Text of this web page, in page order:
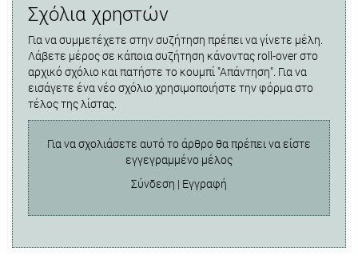
Σχόλια χρηστών
Για να συμμετέχετε στην συζήτηση πρέπει να γίνετε μέλη.
Λάβετε μέρος σε κάποια συζήτηση κάνοντας roll-over στο
αρχικό σχόλιο και πατήστε το κουμπί "Απάντηση". Για να
εισάγετε ένα νέο σχόλιο χρησιμοποιήστε την φόρμα στο
τέλος της λίστας.
Για να σχολιάσετε αυτό το άρθρο θα πρέπει να είστε
εγγεγραμμένο μέλος
Σύνδεση | Εγγραφή